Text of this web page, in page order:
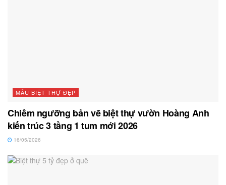
MẪU BIỆT THỰ ĐẸP
Chiêm ngưỡng bản vẽ biệt thự vườn Hoàng Anh
kiến trúc 3 tầng 1 tum mới 2026
16/05/2026